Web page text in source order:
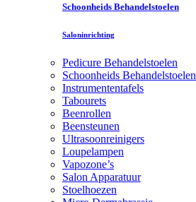
Schoonheids Behandelstoelen
Saloninrichting
Pedicure Behandelstoelen
Schoonheids Behandelstoelen
Instrumententafels
Tabourets
Beenrollen
Beensteunen
Ultrasoonreinigers
Loupelampen
Vapozone’s
Salon Apparatuur
Stoelhoezen